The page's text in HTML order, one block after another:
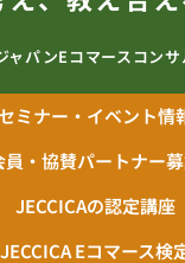
ャパンEコマースコン
セミナー・イベント情
員・協賛パートナー
JECCICAの認定講座
JECCICA Eコマース検